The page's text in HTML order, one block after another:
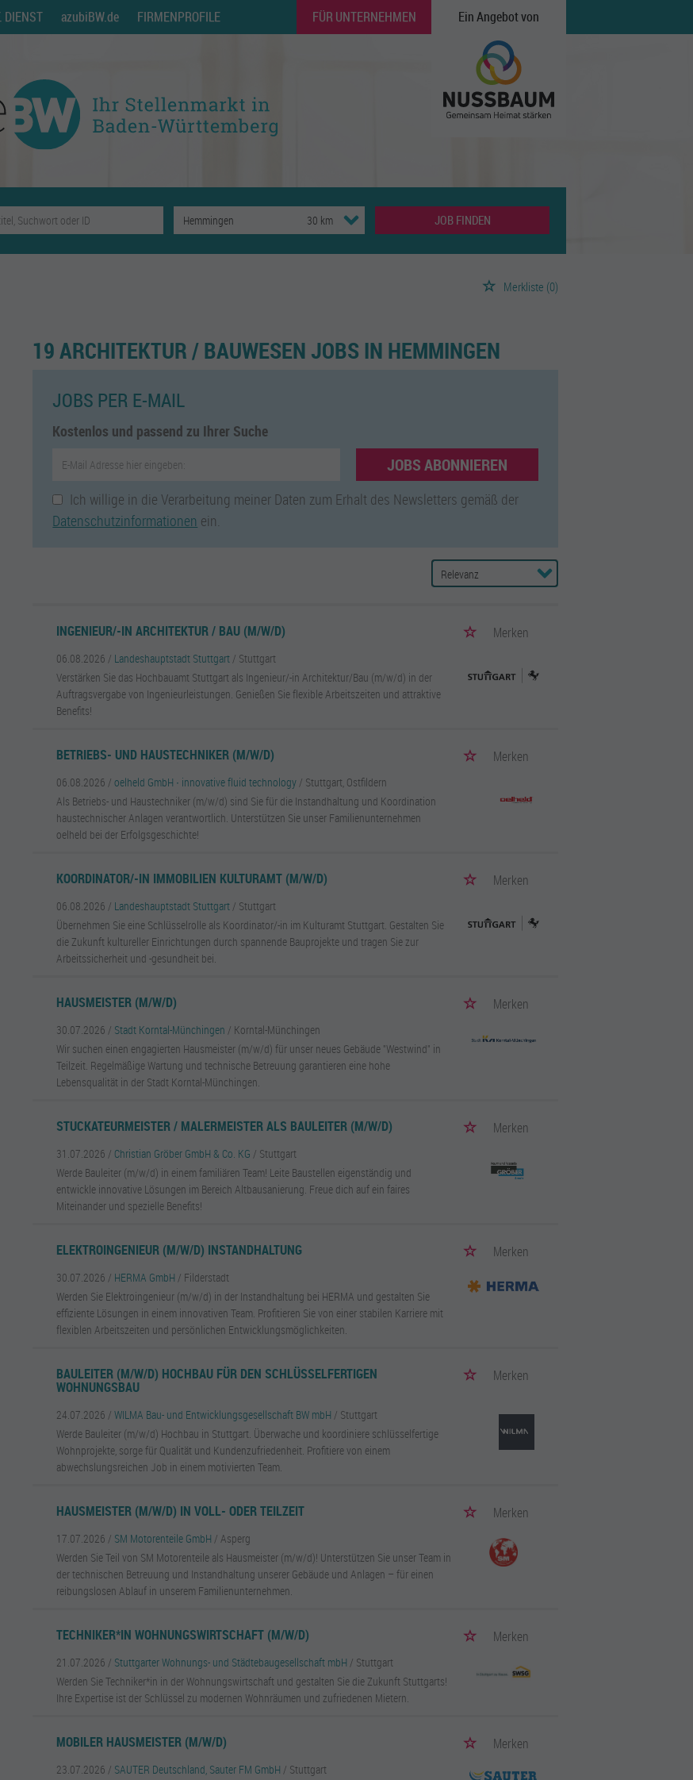
DIENST azubiBW.de FIRMENPROFILE FÜR UNTERNEHMEN Ein Angebot von
JOB FINDEN
Merkliste (0)
19 ARCHITEKTUR / BAUWESEN JOBS IN HEMMINGEN
JOBS PER E-MAIL
Kostenlos und passend zu Ihrer Suche
JOBS ABONNIEREN
Ich willige in die Verarbeitung meiner Daten zum Erhalt des Newsletters gemäß der
Datenschutzinformationen ein.
INGENIEUR/-IN ARCHITEKTUR / BAU (M/W/D) Merken
06.08.2026 / Landeshauptstadt Stuttgart / Stuttgart
Verstärken Sie das Hochbauamt Stuttgart als Ingenieur/-in Architektur/Bau (m/w/d) in der
Auftragsvergabe von Ingenieurleistungen. Genießen Sie flexible Arbeitszeiten und attraktive
Benefits!
BETRIEBS- UND HAUSTECHNIKER (M/W/D) Merken
06.08.2026 /oelheld GmbH ∙ innovative fluid technology / Stuttgart, Ostfildern
Als Betriebs- und Haustechniker (m/w/d) sind Sie für die Instandhaltung und Koordination
haustechnischer Anlagen verantwortlich. Unterstützen Sie unser Familienunternehmen
oelheld bei der Erfolgsgeschichte!
KOORDINATOR/-IN IMMOBILIEN KULTURAMT (M/W/D) Merken
06.08.2026 / Landeshauptstadt Stuttgart / Stuttgart
Übernehmen Sie eine Schlüsselrolle als Koordinator/-in im Kulturamt Stuttgart. Gestalten Sie
die Zukunft kultureller Einrichtungen durch spannende Bauprojekte und tragen Sie zur
Arbeitssicherheit und -gesundheit bei.
HAUSMEISTER (M/W/D) Merken
30.07.2026 / Stadt Korntal-Münchingen / Korntal-Münchingen
Wir suchen einen engagierten Hausmeister (m/w/d) für unser neues Gebäude "Westwind" in
Teilzeit. Regelmäßige Wartung und technische Betreuung garantieren eine hohe
Lebensqualität in der Stadt Korntal-Münchingen.
STUCKATEURMEISTER / MALERMEISTER ALS BAULEITER (M/W/D) Merken
31.07.2026 / Christian Gröber GmbH & Co. KG / Stuttgart
Werde Bauleiter (m/w/d) in einem familiären Team! Leite Baustellen eigenständig und
entwickle innovative Lösungen im Bereich Altbausanierung. Freue dich auf ein faires
Miteinander und spezielle Benefits!
ELEKTROINGENIEUR (M/W/D) INSTANDHALTUNG Merken
30.07.2026 / HERMA GmbH / Filderstadt
Werden Sie Elektroingenieur (m/w/d) in der Instandhaltung bei HERMA und gestalten Sie
effiziente Lösungen in einem innovativen Team. Profitieren Sie von einer stabilen Karriere mit
flexiblen Arbeitszeiten und persönlichen Entwicklungsmöglichkeiten.
BAULEITER (M/W/D) HOCHBAU FÜR DEN SCHLÜSSELFERTIGEN
WOHNUNGSBAU
Merken
24.07.2026 /WILMA Bau- und Entwicklungsgesellschaft BW mbH / Stuttgart
Werde Bauleiter (m/w/d) Hochbau in Stuttgart. Überwache und koordiniere schlüsselfertige
Wohnprojekte, sorge für Qualität und Kundenzufriedenheit. Profitiere von einem
abwechslungsreichen Job in einem motivierten Team.
HAUSMEISTER (M/W/D) IN VOLL- ODER TEILZEIT Merken
17.07.2026 / SM Motorenteile GmbH / Asperg
Werden Sie Teil von SM Motorenteile als Hausmeister (m/w/d)! Unterstützen Sie unser Team in
der technischen Betreuung und Instandhaltung unserer Gebäude und Anlagen – für einen
reibungslosen Ablauf in unserem Familienunternehmen.
TECHNIKER*IN WOHNUNGSWIRTSCHAFT (M/W/D) Merken
21.07.2026 / Stuttgarter Wohnungs- und Städtebaugesellschaft mbH / Stuttgart
Werden Sie Techniker*in in der Wohnungswirtschaft und gestalten Sie die Zukunft Stuttgarts!
Ihre Expertise ist der Schlüssel zu modernen Wohnräumen und zufriedenen Mietern.
MOBILER HAUSMEISTER (M/W/D) Merken
23.07.2026 / SAUTER Deutschland, Sauter FM GmbH / Stuttgart